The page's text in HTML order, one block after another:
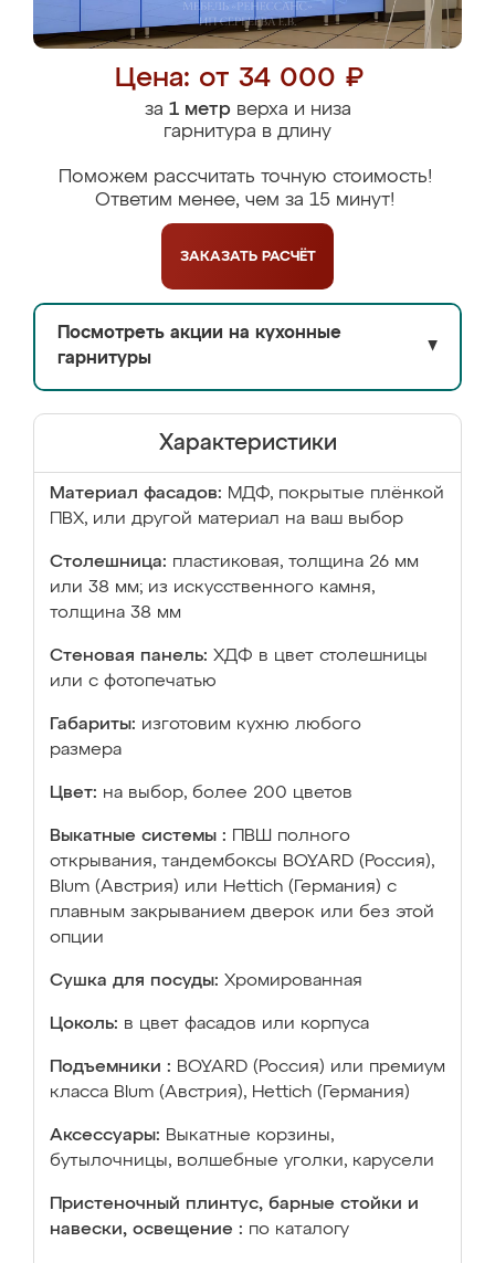
Цена: от 34 000 ₽
за 1 метрверха и низа
гарнитура в длину
Поможем рассчитать точную стоимость!
Ответим менее, чем за 15 минут!
ЗАКАЗАТЬ РАСЧЁТ
Посмотреть акции на кухонные
гарнитуры
▼
Характеристики
Материал фасадов: МДФ, покрытые плёнкой
ПВХ, или другой материал на ваш выбор
Столешница: пластиковая, толщина 26 мм
или 38 мм; из искусственного камня,
толщина 38 мм
Стеновая панель: ХДФ в цвет столешницы
или с фотопечатью
Габариты: изготовим кухню любого
размера
Цвет: на выбор, более 200 цветов
Выкатные системы :
ПВШ полного
открывания, тандембоксы BOYARD (Россия),
Blum (Австрия) или Hettich (Германия) с
плавным закрыванием дверок или без этой
опции
Сушка для посуды: Хромированная
Цоколь: в цвет фасадов или корпуса
Подъемники : BOYARD (Россия) или премиум
класса Blum (Австрия), Hettich (Германия)
Аксессуары: Выкатные корзины,
бутылочницы, волшебные уголки, карусели
Пристеночный плинтус, барные стойки и
навески, освещение : по каталогу